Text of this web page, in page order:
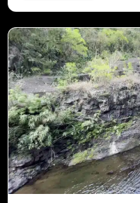
des « invités » de…